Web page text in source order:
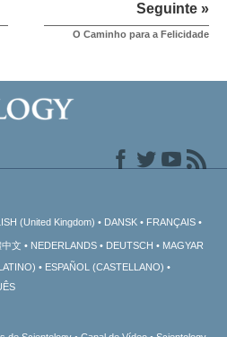
Seguinte »
O Caminho para a Felicidade
(United Kingdom) DANSK FRANÇAIS
文 NEDERLANDS DEUTSCH
MAGYAR
ESPAÑOL (CASTELLANO)